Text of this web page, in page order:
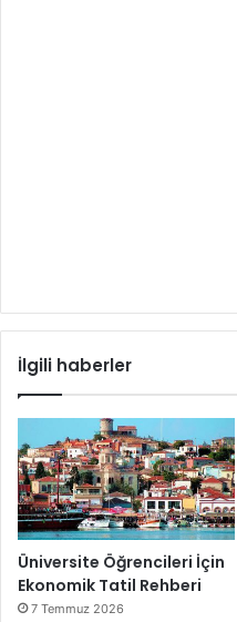
İlgili haberler
Üniversite Öğrencileri İçin
Ekonomik Tatil Rehberi
7 Temmuz 2026